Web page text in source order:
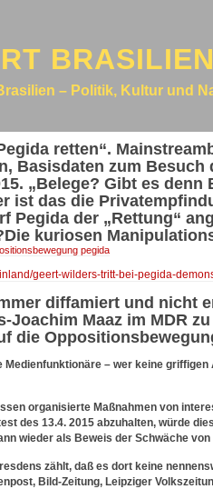
– Politik, Kultur und
retten“.
Basisdaten zum
„Belege? Gibt es
ist das die
Pegida der „Rettung“
kuriosen
pegida
geert-wilders-tritt-bei-pegida-
diffamiert und nicht
Joachim Maaz im MDR
die
– wer keine
organisierte Maßnahmen von
des 13.4. 2015 abzuhalten, würde
wieder als Beweis der Schwäche
zählt, daß es dort keine
Bild-Zeitung, Leipziger